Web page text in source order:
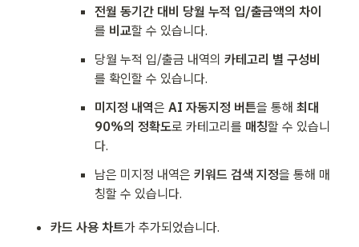
전월 동기간 대비 당월 누적 입/출금액의 차이
를 비교할 수 있습니다.
당월 누적 입/출금 내역의 카테고리 별 구성비
를 확인할 수 있습니다.
미지정 내역은 AI 자동지정 버튼을 통해 최대
90%의 정확도로 카테고리를 매칭할 수 있습니
다.
남은 미지정 내역은 키워드 검색 지정을 통해 매
칭할 수 있습니다.
카드 사용 차트가 추가되었습니다.